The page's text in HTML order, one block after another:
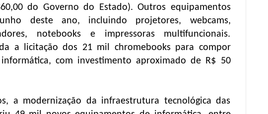
do Governo do Estado). Outros equipamentos
deste ano, incluindo projetores, webcams,
notebooks e impressoras multifuncionais.
a licitação dos 21 mil chromebooks para compor
com investimento aproximado de R$ 50
a modernização da infraestrutura tecnológica das